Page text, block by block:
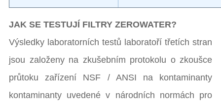
JAK SE TESTUJÍ FILTRY ZEROWATER?
Výsledky laboratorních testů laboratoří třetích stran
jsou založeny na zkušebním protokolu o zkoušce
průtoku zařízení NSF / ANSI na kontaminanty
kontaminanty uvedené v národních normách pro